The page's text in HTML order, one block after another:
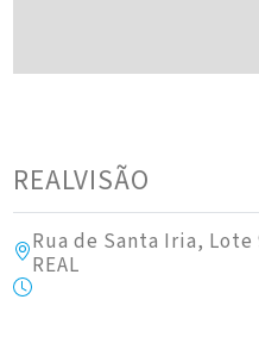
REALVISÃO
Rua de Santa Iria, Lote
REAL